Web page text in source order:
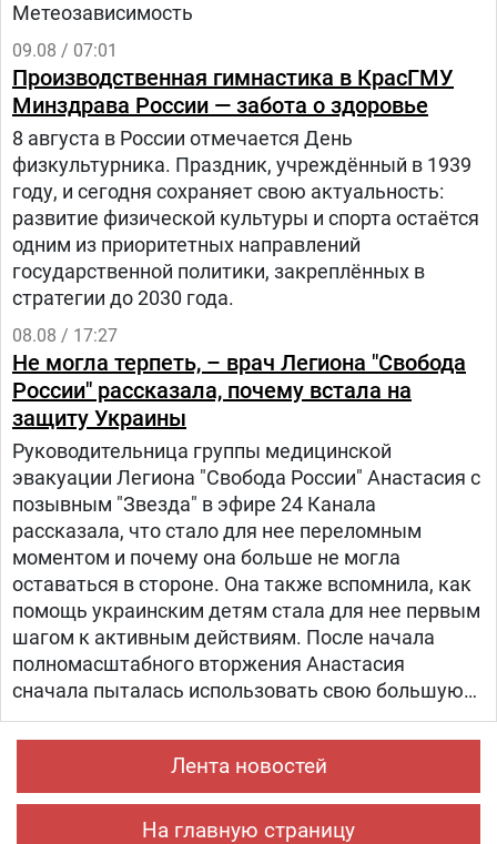
Метеозависимость
09.08 / 07:01
Производственная гимнастика в КрасГМУ
Минздрава России — забота о здоровье
8 августа в России отмечается День
физкультурника. Праздник, учреждённый в 1939
году, и сегодня сохраняет свою актуальность:
развитие физической культуры и спорта остаётся
одним из приоритетных направлений
государственной политики, закреплённых в
стратегии до 2030 года.
08.08 / 17:27
Не могла терпеть, – врач Легиона "Свобода
России" рассказала, почему встала на
защиту Украины
Руководительница группы медицинской
эвакуации Легиона "Свобода России" Анастасия с
позывным "Звезда" в эфире 24 Канала
рассказала, что стало для нее переломным
моментом и почему она больше не могла
оставаться в стороне. Она также вспомнила, как
помощь украинским детям стала для нее первым
шагом к активным действиям. После начала
полномасштабного вторжения Анастасия
сначала пыталась использовать свою большую
русскоязычную аудиторию, чтобы объяснять
людям в России, что на самом деле происходит в
Лента новостей
На главную страницу